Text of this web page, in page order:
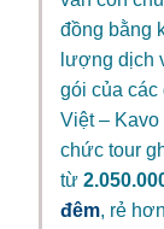
đồng bằng
lượng dịch
gói của
Việt –
chức tour
từ
đêm, rẻ